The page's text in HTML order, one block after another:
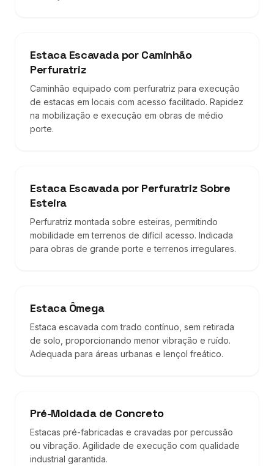
Estaca Escavada por Caminhão
Perfuratriz
Caminhão equipado com perfuratriz para execução
de estacas em locais com acesso facilitado. Rapidez
na mobilização e execução em obras de médio
porte.
Estaca Escavada por Perfuratriz Sobre
Esteira
Perfuratriz montada sobre esteiras, permitindo
mobilidade em terrenos de difícil acesso. Indicada
para obras de grande porte e terrenos irregulares.
Estaca Ômega
Estaca escavada com trado contínuo, sem retirada
de solo, proporcionando menor vibração e ruído.
Adequada para áreas urbanas e lençol freático.
Pré-Moldada de Concreto
Estacas pré-fabricadas e cravadas por percussão
ou vibração. Agilidade de execução com qualidade
industrial garantida.